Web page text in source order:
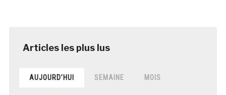
AUJOURD’HUI SEMAINE MOIS